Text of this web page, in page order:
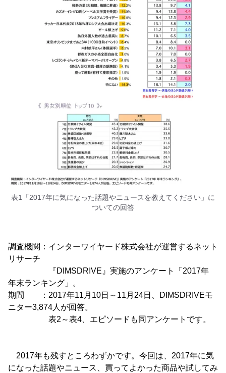
表1「2017年に気になった話題やニュースを教えてください」に
ついての回答
調査機関：インターワイヤード株式会社が運営するネット
リサーチ
『DIMSDRIVE』実施のアンケート「2017年
年末ランキング」。
期間 ：2017年11月10日～11月24日、DIMSDRIVEモ
ニター3,874人が回答。
表2～表4、エピソードも同アンケートです。
2017年も残すところわずかです。今回は、2017年に気
になった話題やニュース、買ってよかった商品や試してみ